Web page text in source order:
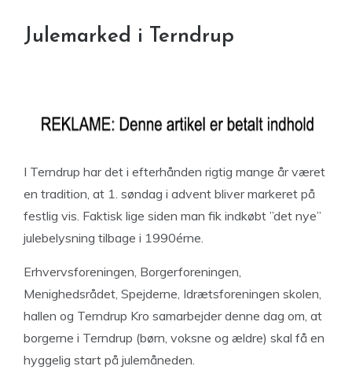
Julemarked i Terndrup
I Terndrup har det i efterhånden rigtig mange år været
en tradition, at 1. søndag i advent bliver markeret på
festlig vis. Faktisk lige siden man fik indkøbt ”det nye”
julebelysning tilbage i 1990érne.
Erhvervsforeningen, Borgerforeningen,
Menighedsrådet, Spejderne, Idrætsforeningen skolen,
hallen og Terndrup Kro samarbejder denne dag om, at
borgerne i Terndrup (børn, voksne og ældre) skal få en
hyggelig start på julemåneden.